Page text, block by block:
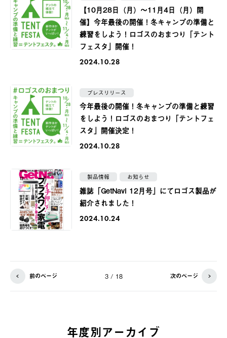
【10月28日（月）〜11月4日（月）開
催】今年最後の開催！冬キャンプの準備と
練習をしよう！ロゴスのおまつり「テント
フェスタ」開催！
2024.10.28
プレスリリース
今年最後の開催！冬キャンプの準備と練習
をしよう！ロゴスのおまつり「テントフェ
スタ」開催決定！
2024.10.28
製品情報 お知らせ
雑誌「GetNavi 12月号」にてロゴス製品が
紹介されました！
2024.10.24
前のページ 3 / 18 次のページ
年度別アーカイブ